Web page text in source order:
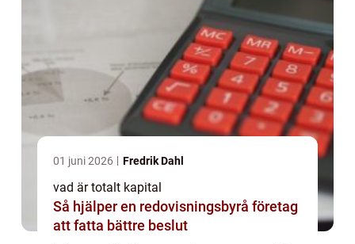
01 juni 2026 Fredrik Dahl
vad är totalt kapital
Så hjälper en redovisningsbyrå företag
att fatta bättre beslut